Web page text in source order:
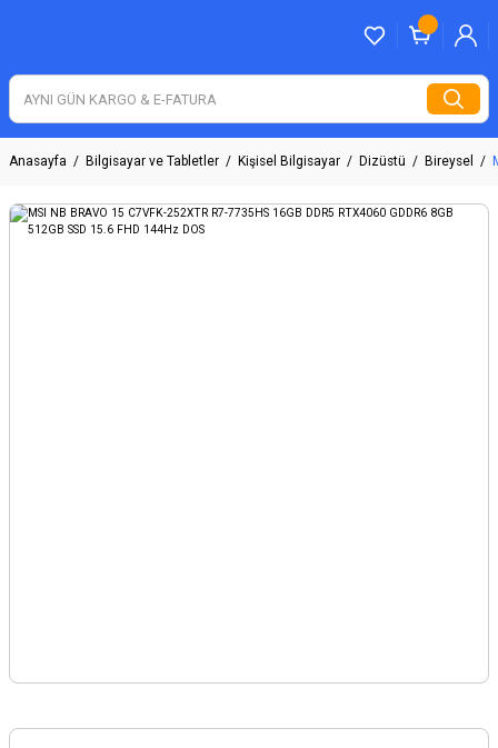
Anasayfa Bilgisayar ve Tabletler Kişisel Bilgisayar Dizüstü Bireysel